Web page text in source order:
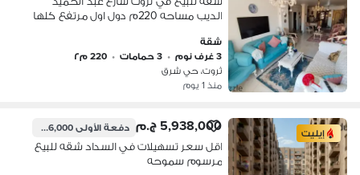
الديب مساحه 220م دول اول مرتفع كلها
شقة
3 غرف نوم
• 3 حمامات • 220 م٢
ثروت، حي شرق
منذ 1 يوم
إيليت 5,938,000 ج.م دفعة الأولى296,000 ج.م
اقل سعر تسهيلات في السداد شقه للبيع
مرسوم سموحه